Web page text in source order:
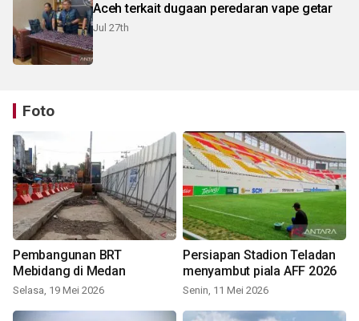
Aceh terkait dugaan peredaran vape getar
Jul 27th
Foto
Pembangunan BRT
Mebidang di Medan
Selasa, 19 Mei 2026
Persiapan Stadion Teladan
menyambut piala AFF 2026
Senin, 11 Mei 2026